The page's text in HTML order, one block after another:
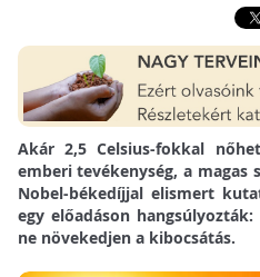
Akár 2,5 Celsius-fokkal
emberi tevékenység, a magas
Nobel-békedíjjal elismert
egy előadáson
ne növekedjen a kibocsátás.